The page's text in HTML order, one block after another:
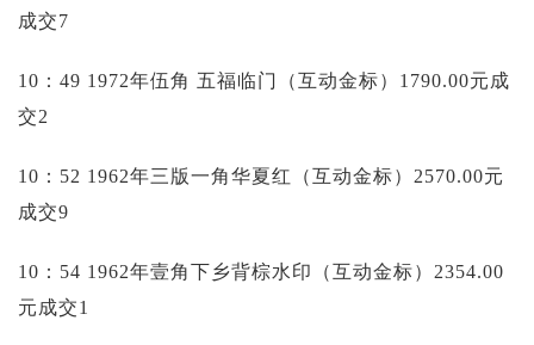
成交7
10：49 1972年伍角 五福临门（互动金标）1790.00元成
交2
10：52 1962年三版一角华夏红（互动金标）2570.00元
成交9
10：54 1962年壹角下乡背棕水印（互动金标）2354.00
元成交1